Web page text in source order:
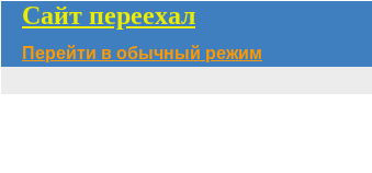
Сайт переехал
Перейти в обычный режим